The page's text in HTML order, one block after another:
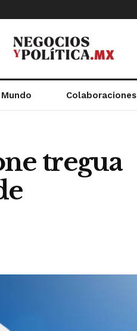
Mundo Colaboraciones
tregua